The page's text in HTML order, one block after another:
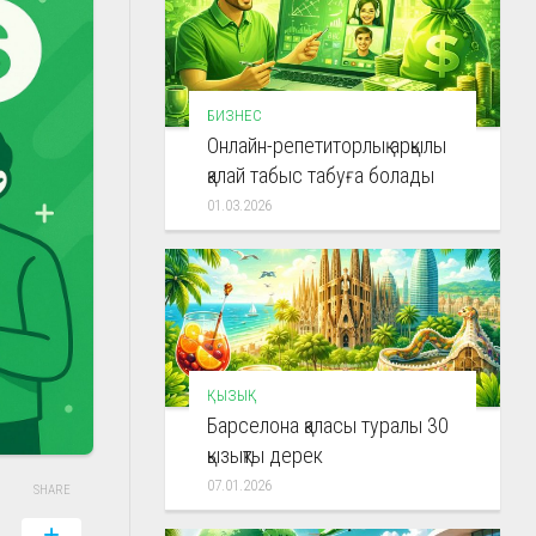
SHARE
БИЗНЕС
Онлайн-репетиторлық арқылы
қалай табыс табуға болады
01.03.2026
ҚЫЗЫҚ
Барселона қаласы туралы 30
қызықты дерек
07.01.2026